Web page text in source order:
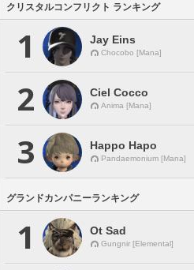
クリスタルコンフリクト ランキング
1 Jay Eins
Chocobo [Mana]
2 Ciel Cocco
Anima [Mana]
3 Happo Hapo
Pandaemonium [Mana]
グランドカンパニーランキング
1 Ot Sad
Gungnir [Elemental]